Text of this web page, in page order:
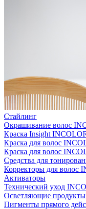
Стайлинг
Окрашивание волос
Краска Insight
Краска для волос
Краска для волос
Средства для
Корректоры для волос
Активаторы
Технический уход
Осветляющие продукты
Пигменты прямого